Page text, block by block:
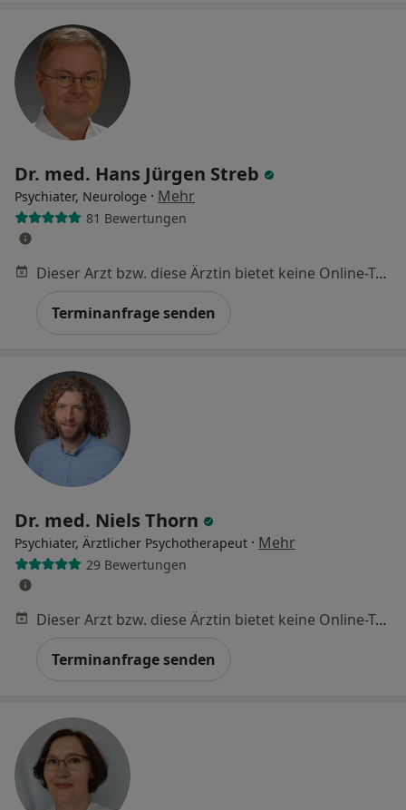
Dr. med. Hans Jürgen Streb
Psychiater, Neurologe · Mehr
81 Bewertungen
Dieser Arzt bzw. diese Ärztin bietet keine Online-Terminbuchung an diesem Standort an.
Terminanfrage senden
Dr. med. Niels Thorn
Psychiater, Ärztlicher Psychotherapeut · Mehr
29 Bewertungen
Dieser Arzt bzw. diese Ärztin bietet keine Online-Terminbuchung an diesem Standort an.
Terminanfrage senden